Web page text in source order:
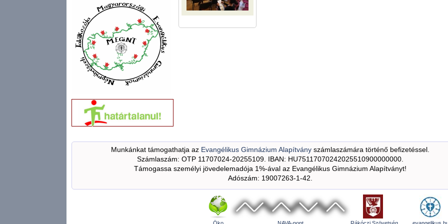
Munkánkat támogathatja az Evangélikus Gimnázium Alapítványszámlaszámára történő befizetéssel.
Számlaszám: OTP 11707024-20255109. IBAN: HU75117070242025510900000000.
Támogassa személyi jövedelemadója 1%-ával az Evangélikus Gimnázium Alapítványt!
Adószám: 19007263-1-42.